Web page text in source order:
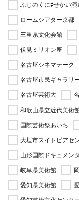
ふじのくに⇄せかい演
ロームシアター京都
三重県文化会館
伏見ミリオン座
名古屋シネマテーク
名古屋市民ギャラリ
名古屋芸術大
和歌山県立近代美術
国際芸術祭あいち
大垣市スイトピアセ
山形国際ドキュメン
岐阜県美術館
愛知県美術館